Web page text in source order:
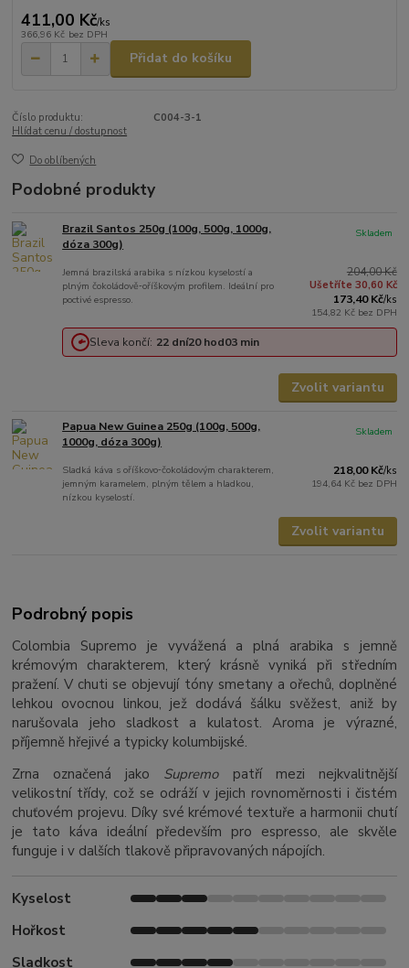
411,00 Kč/ks
366,96 Kč bez DPH
Přidat do košíku
Číslo produktu:
C004-3-1
Hlídat cenu / dostupnost
Do oblíbených
Podobné produkty
Brazil Santos 250g (100g, 500g, 1000g,
dóza 300g)
Jemná brazilská arabika s nízkou kyselostí a
plným čokoládově‑oříškovým profilem. Ideální pro
poctivé espresso.
204,00 Kč
Ušetříte 30,60 Kč
173,40 Kč/ks
154,82 Kč bez DPH
Skladem
Sleva končí: 22 dní20hod03 min
Zvolit variantu
Papua New Guinea 250g (100g, 500g,
1000g, dóza 300g)
Sladká káva s oříškovo‑čokoládovým charakterem,
jemným karamelem, plným tělem a hladkou,
nízkou kyselostí.
218,00 Kč/ks
194,64 Kč bez DPH
Skladem
Zvolit variantu
Podrobný popis
Colombia Supremo je vyvážená a plná arabika s jemně
krémovým charakterem, který krásně vyniká při středním
pražení. V chuti se objevují tóny smetany a ořechů, doplněné
lehkou ovocnou linkou, jež dodává šálku svěžest, aniž by
narušovala jeho sladkost a kulatost. Aroma je výrazné,
příjemně hřejivé a typicky kolumbijské.
Zrna označená jako Supremopatří mezi nejkvalitnější
velikostní třídy, což se odráží v jejich rovnoměrnosti i čistém
chuťovém projevu. Díky své krémové textuře a harmonii chutí
je tato káva ideální především pro espresso, ale skvěle
funguje i v dalších tlakově připravovaných nápojích.
Kyselost
Hořkost
Sladkost